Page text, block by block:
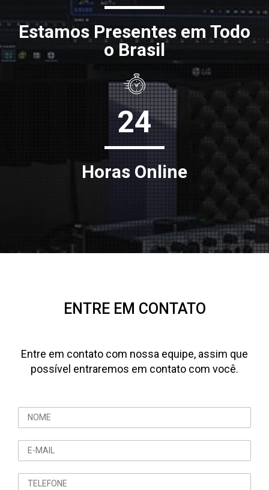
Estamos Presentes em Todo
o Brasil
24
Horas Online
ENTRE EM CONTATO
Entre em contato com nossa equipe, assim que
possível entraremos em contato com você.